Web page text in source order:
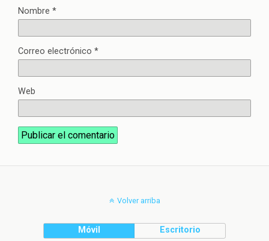
Nombre *
Correo electrónico *
Web
Volver arriba
Móvil Escritorio